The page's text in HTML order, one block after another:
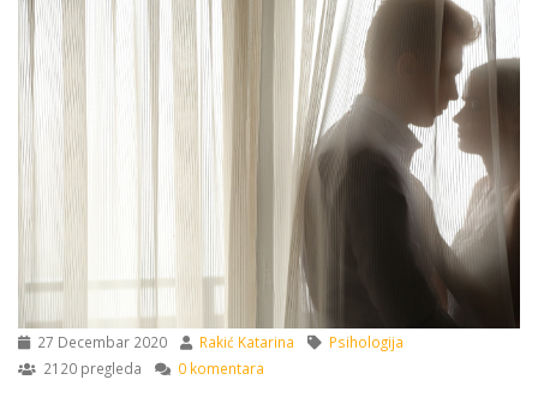
27 Decembar 2020 Rakić Katarina
Psihologija
2120 pregleda
0 komentara